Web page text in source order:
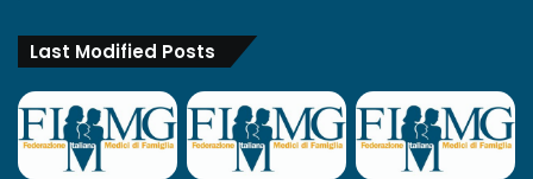
Last Modified Posts